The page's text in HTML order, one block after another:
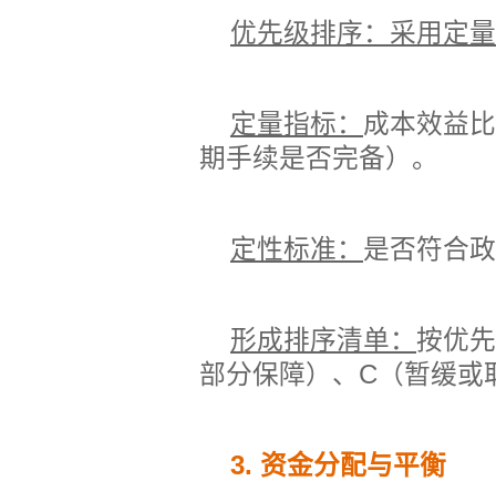
优先级排序： 采用定
定量指标： 成本效益
期手续是否完备）。
定性标准： 是否符合
形成排序清单： 按优
部分保障）、 C （暂缓
3. 资金分配与平衡